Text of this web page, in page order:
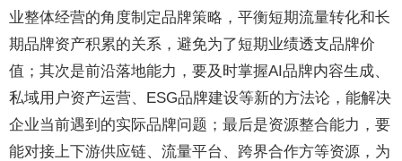
业整体经营的角度制定品牌策略，平衡短期流量转化和长
期品牌资产积累的关系，避免为了短期业绩透支品牌价
值；其次是前沿落地能力，要及时掌握AI品牌内容生成、
私域用户资产运营、ESG品牌建设等新的方法论，能解决
企业当前遇到的实际品牌问题；最后是资源整合能力，要
能对接上下游供应链、流量平台、跨界合作方等资源，为